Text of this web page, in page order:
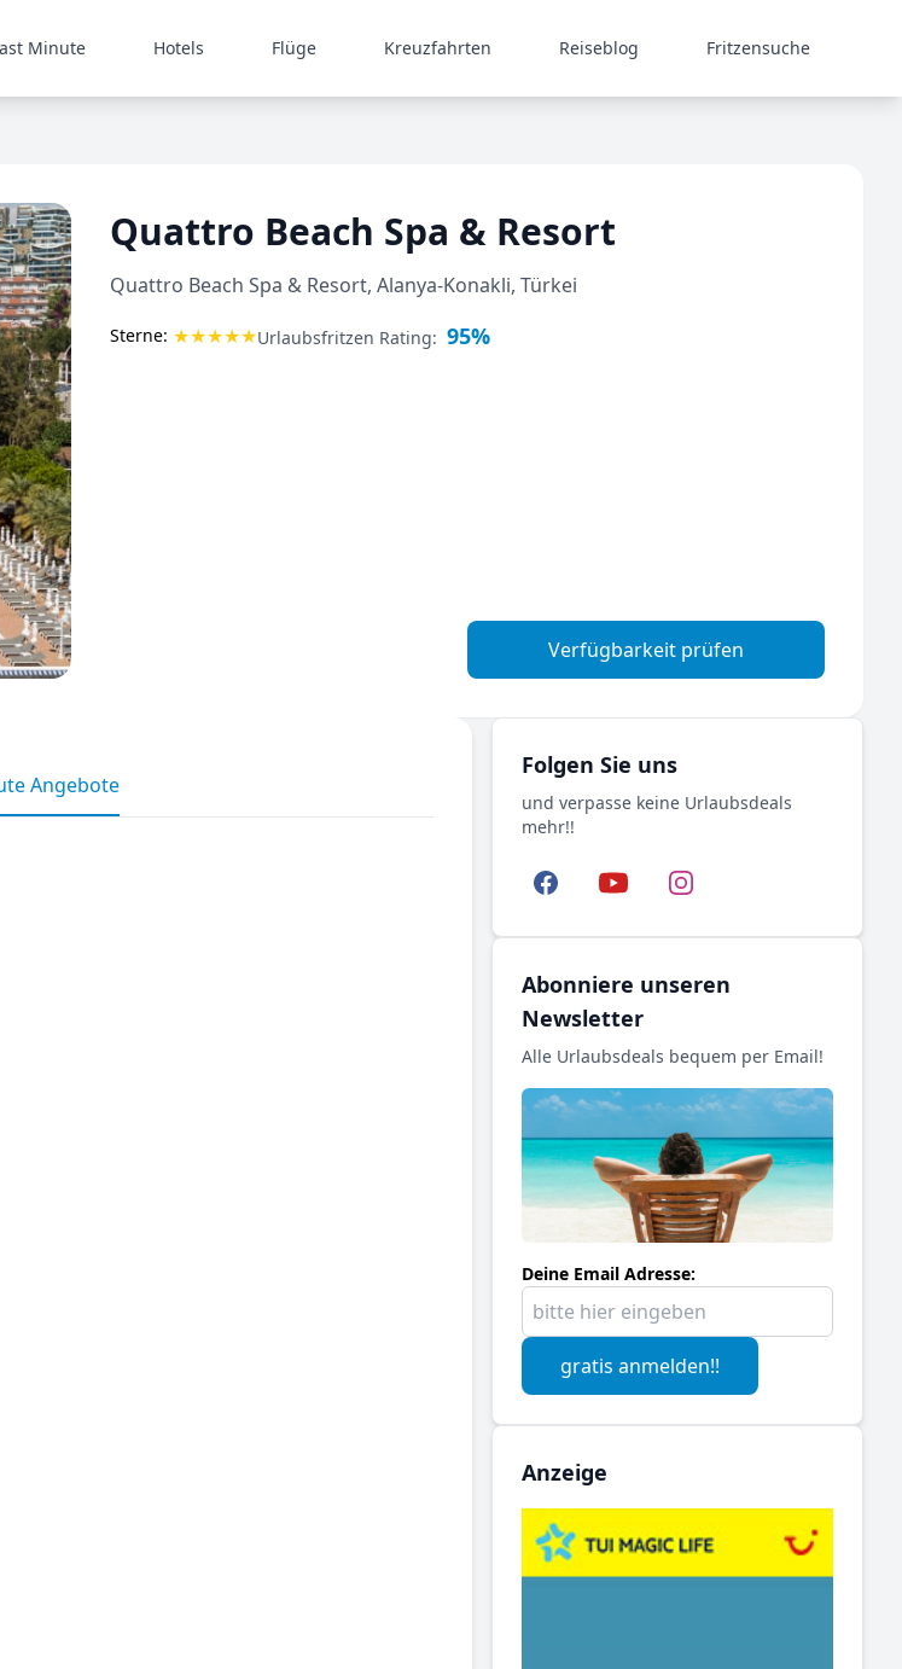
Minute Hotels Flüge Kreuzfahrten Reiseblog Fritzensuche
Quattro Beach Spa & Resort
Quattro Beach Spa & Resort, Alanya-Konakli, Türkei
Sterne: ★★★★★Urlaubsfritzen Rating: 95%
Verfügbarkeit prüfen
Angebote
Folgen Sie uns
und verpasse keine Urlaubsdeals
mehr!!
FacebookYouTubeInstagram
Abonniere unseren
Newsletter
Alle Urlaubsdeals bequem per Email!
Deine Email Adresse:
gratis anmelden!!
Anzeige